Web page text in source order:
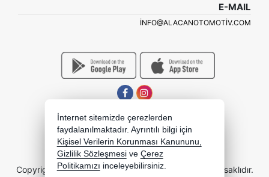
E-MAIL
INFO@ALACANOTOMOTIV.COM
Copyright 2026 alacanotomotiv.com.tr - Tüm hakları saklıdır.
İnternet sitemizde çerezlerden
faydalanılmaktadır. Ayrıntılı bilgi için
Kişisel Verilerin Korunması Kanununu,
Gizlilik Sözleşmesi ve Çerez
Politikamızı inceleyebilirsiniz.